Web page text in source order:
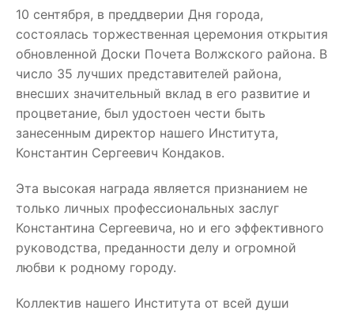
10 сентября, в преддверии Дня города,
состоялась торжественная церемония открытия
обновленной Доски Почета Волжского района. В
число 35 лучших представителей района,
внесших значительный вклад в его развитие и
процветание, был удостоен чести быть
занесенным директор нашего Института,
Константин Сергеевич Кондаков.
Эта высокая награда является признанием не
только личных профессиональных заслуг
Константина Сергеевича, но и его эффективного
руководства, преданности делу и огромной
любви к родному городу.
Коллектив нашего Института от всей души